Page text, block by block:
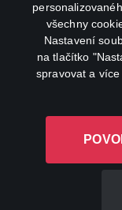
všechny
Nastavení
na tlačítko
spravovat a
L-1246 Luxembourg